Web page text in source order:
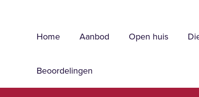
Home Aanbod Open huis
Beoordelingen